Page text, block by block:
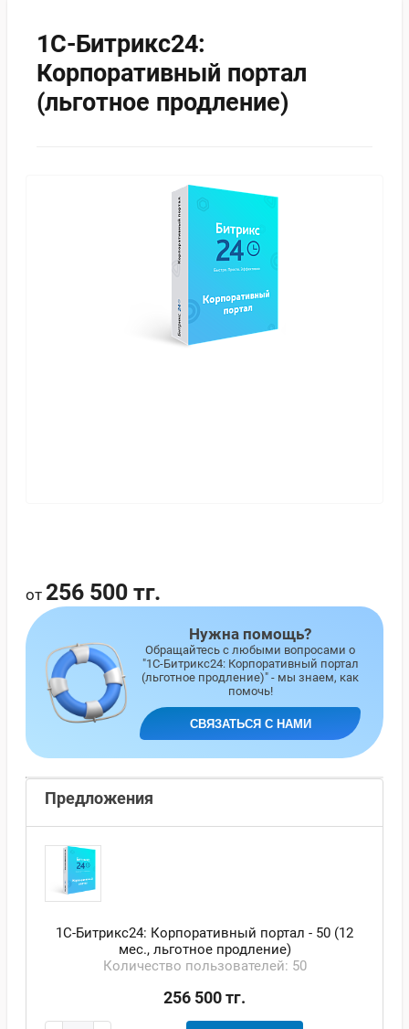
1С-Битрикс24:
Корпоративный портал
(льготное продление)
от 256 500 тг.
Нужна помощь?
Обращайтесь с любыми вопросами о
"1С-Битрикс24: Корпоративный портал
(льготное продление)" - мы знаем, как
помочь!
СВЯЗАТЬСЯ С НАМИ
Предложения
Предложения
1С-Битрикс24: Корпоративный портал - 50 (12
мес., льготное продление)
Количество пользователей: 50
256 500 тг.